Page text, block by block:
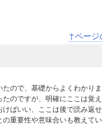
↑ページ
ので、基礎からよくわかり
たのですが、明確にここは覚
ばいい、ここは後で読み返
重要性や意味合いも教えて